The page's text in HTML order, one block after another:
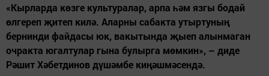
«Кырларда көзге культуралар, арпа һәм язгы бодай
өлгереп җитеп килә. Аларны сабакта утыртуның
бернинди файдасы юк, вакытында җыеп алынмаган
очракта югалтулар гына булырга мөмкин», – диде
Рәшит Хәбетдинов дүшәмбе киңәшмәсендә.